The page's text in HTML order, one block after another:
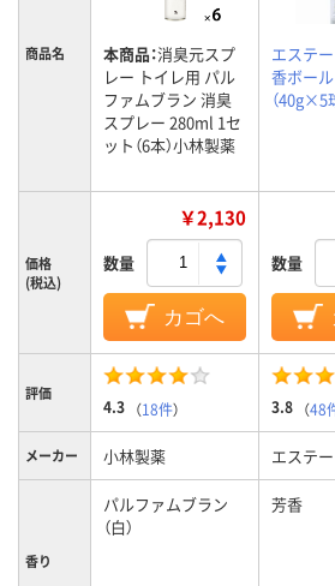
商品名 本商品：消臭元スプ
レー トイレ用 パル
ファムブラン 消臭
スプレー 280ml 1セ
ット（6本）小林製薬
エステ
香ボー
（40g×5
価格
(税込)
￥2,130
数量
カゴへ
数量
評価
4.3 （18件） 3.8 （48
メーカー 小林製薬 エステー
香り
パルファムブラン
（白）
芳香